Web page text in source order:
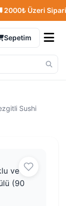
Üzeri
Sepetim
Sushi